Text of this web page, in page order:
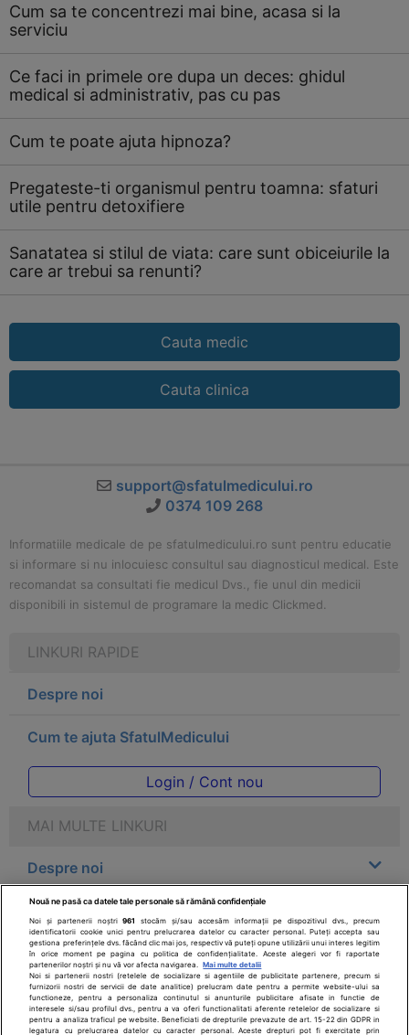
Cum sa te concentrezi mai bine, acasa si la
serviciu
Ce faci in primele ore dupa un deces: ghidul
medical si administrativ, pas cu pas
Cum te poate ajuta hipnoza?
Pregateste-ti organismul pentru toamna: sfaturi
utile pentru detoxifiere
Sanatatea si stilul de viata: care sunt obiceiurile la
care ar trebui sa renunti?
Cauta medic
Cauta clinica
support@sfatulmedicului.ro
0374 109 268
Informatiile medicale de pe sfatulmedicului.ro sunt pentru educatie
si informare si nu inlocuiesc consultul sau diagnosticul medical. Este
recomandat sa consultati fie medicul Dvs., fie unul din medicii
disponibili in sistemul de programare la medic Clickmed.
LINKURI RAPIDE
Despre noi
Cum te ajuta SfatulMedicului
Login / Cont nou
MAI MULTE LINKURI
Despre noi
Legal
Drepturile consumatorului
Parteneri
Nouă ne pasă ca datele tale personale să rămână confidențiale
Noi și partenerii noștri961
stocăm și/sau accesăm informații pe dispozitivul dvs., precum
identificatorii cookie unici pentru prelucrarea datelor cu caracter personal. Puteți accepta sau
gestiona preferințele dvs. făcând clic mai jos, respectiv vă puteți opune utilizării unui interes legitim
în orice moment pe pagina cu politica de confidențialitate. Aceste alegeri vor fi raportate
partenerilor noștri și nu vă vor afecta navigarea.
Mai multe detalii
Noi si partenerii nostri (retelele de socializare si agentiile de publicitate partenere, precum si
furnizorii nostri de servicii de date analitice) prelucram date pentru a permite website-ului sa
functioneze, pentru a personaliza continutul si anunturile publicitare afisate in functie de
interesele si/sau profilul dvs., pentru a va oferi functionalitati aferente retelelor de socializare si
pentru a analiza traficul pe website. Beneficiati de drepturile prevazute de art. 15-22 din GDPR in
legatura cu prelucrarea datelor cu caracter personal. Aceste drepturi pot fi exercitate prin